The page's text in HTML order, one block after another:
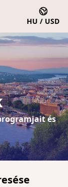
HU / USD
és